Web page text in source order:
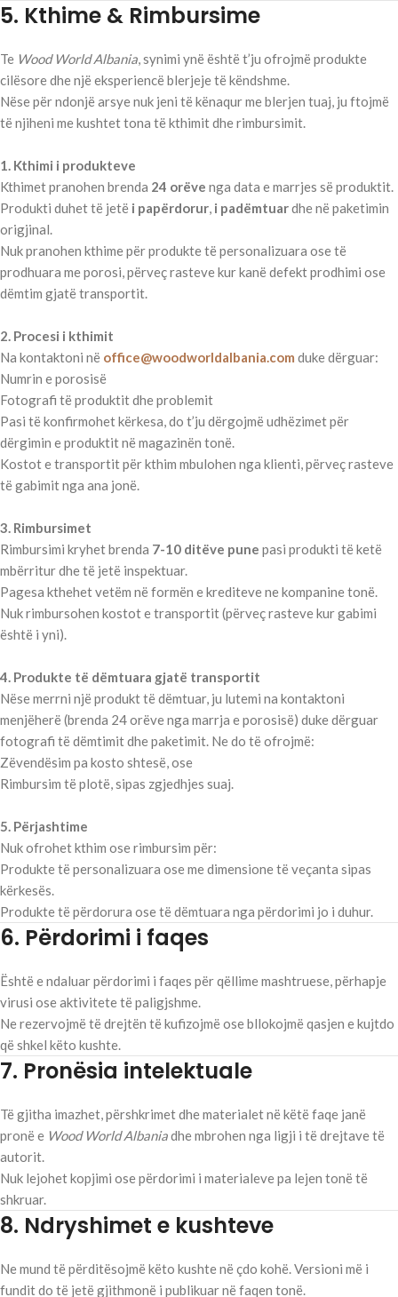
5. Kthime & Rimbursime
Te Wood World Albania, synimi ynë është t’ju ofrojmë produkte
cilësore dhe një eksperiencë blerjeje të këndshme.
Nëse për ndonjë arsye nuk jeni të kënaqur me blerjen tuaj, ju ftojmë
të njiheni me kushtet tona të kthimit dhe rimbursimit.
1. Kthimi i produkteve
Kthimet pranohen brenda 24 orëve nga data e marrjes së produktit.
Produkti duhet të jetë i papërdorur, i padëmtuardhe në paketimin
origjinal.
Nuk pranohen kthime për produkte të personalizuara ose të
prodhuara me porosi, përveç rasteve kur kanë defekt prodhimi ose
dëmtim gjatë transportit.
2. Procesi i kthimit
Na kontaktoni në office@woodworldalbania.com duke dërguar:
Numrin e porosisë
Fotografi të produktit dhe problemit
Pasi të konfirmohet kërkesa, do t’ju dërgojmë udhëzimet për
dërgimin e produktit në magazinën tonë.
Kostot e transportit për kthim mbulohen nga klienti, përveç rasteve
të gabimit nga ana jonë.
3. Rimbursimet
Rimbursimi kryhet brenda 7-10 ditëve pune pasi produkti të ketë
mbërritur dhe të jetë inspektuar.
Pagesa kthehet vetëm në formën e krediteve ne kompanine tonë.
Nuk rimbursohen kostot e transportit (përveç rasteve kur gabimi
është i yni).
4. Produkte të dëmtuara gjatë transportit
Nëse merrni një produkt të dëmtuar, ju lutemi na kontaktoni
menjëherë (brenda 24 orëve nga marrja e porosisë) duke dërguar
fotografi të dëmtimit dhe paketimit. Ne do të ofrojmë:
Zëvendësim pa kosto shtesë, ose
Rimbursim të plotë, sipas zgjedhjes suaj.
5. Përjashtime
Nuk ofrohet kthim ose rimbursim për:
Produkte të personalizuara ose me dimensione të veçanta sipas
kërkesës.
Produkte të përdorura ose të dëmtuara nga përdorimi jo i duhur.
6. Përdorimi i faqes
Është e ndaluar përdorimi i faqes për qëllime mashtruese, përhapje
virusi ose aktivitete të paligjshme.
Ne rezervojmë të drejtën të kufizojmë ose bllokojmë qasjen e kujtdo
që shkel këto kushte.
7. Pronësia intelektuale
Të gjitha imazhet, përshkrimet dhe materialet në këtë faqe janë
pronë e Wood World Albaniadhe mbrohen nga ligji i të drejtave të
autorit.
Nuk lejohet kopjimi ose përdorimi i materialeve pa lejen tonë të
shkruar.
8. Ndryshimet e kushteve
Ne mund të përditësojmë këto kushte në çdo kohë. Versioni më i
fundit do të jetë gjithmonë i publikuar në faqen tonë.